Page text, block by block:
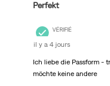
Perfekt
VÉRIFIÉ
il y a 4 jours
Ich liebe die Passform -
möchte keine andere